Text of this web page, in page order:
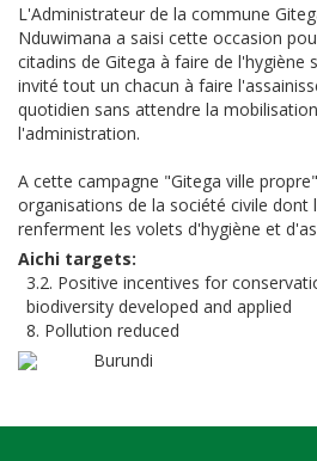
L'Administrateur de la commune
Nduwimana a saisi cette occasion
citadins de Gitega à faire de l'hygiène
invité tout un chacun à faire
quotidien sans attendre la
l'administration.
A cette campagne "Gitega ville
organisations de la société civile dont
renferment les volets d'hygiène et
Aichi targets
3.2. Positive incentives for
biodiversity developed and applied
8. Pollution reduced
Burundi